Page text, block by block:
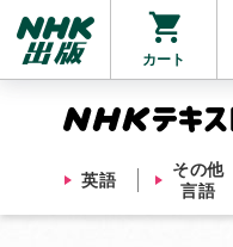
カート
英語
その他
言語